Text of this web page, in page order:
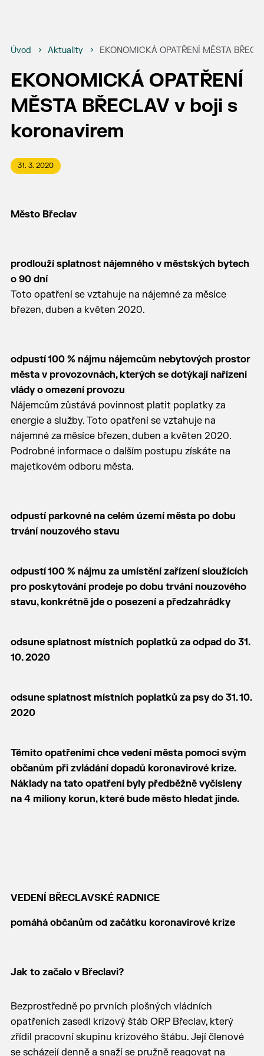
Úvod Aktuality EKONOMICKÁ OPATŘENÍ MĚSTA
EKONOMICKÁ OPATŘENÍ
MĚSTA BŘECLAV v boji s
koronavirem
31. 3. 2020
Město Břeclav
prodlouží splatnost nájemného v městských bytech
o 90 dní
Toto opatření se vztahuje na nájemné za měsíce
březen, duben a květen 2020.
odpustí 100 % nájmu nájemcům nebytových prostor
města v provozovnách, kterých se dotýkají nařízení
vlády o omezení provozu
Nájemcům zůstává povinnost platit poplatky za
energie a služby. Toto opatření se vztahuje na
nájemné za měsíce březen, duben a květen 2020.
Podrobné informace o dalším postupu získáte na
majetkovém odboru města.
odpustí parkovné na celém území města po dobu
trvání nouzového stavu
odpustí 100 % nájmu za umístění zařízení sloužících
pro poskytování prodeje po dobu trvání nouzového
stavu, konkrétně jde o posezení a předzahrádky
odsune splatnost místních poplatků za odpad do 31.
10. 2020
odsune splatnost místních poplatků za psy do 31. 10.
2020
Těmito opatřeními chce vedení města pomoci svým
občanům při zvládání dopadů koronavirové krize.
Náklady na tato opatření byly předběžně vyčísleny
na 4 miliony korun, které bude město hledat jinde.
VEDENÍ BŘECLAVSKÉ RADNICE
pomáhá občanům od začátku koronavirové krize
Jak to začalo v Břeclavi?
Bezprostředně po prvních plošných vládních
opatřeních zasedl krizový štáb ORP Břeclav, který
zřídil pracovní skupinu krizového štábu. Její členové
se scházejí denně a snaží se pružně reagovat na